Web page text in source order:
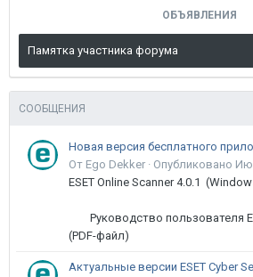
ОБЪЯВЛЕНИЯ
Памятка участника форума
СООБЩЕНИЯ
От Ego Dekker · Опубликовано
ESET Online Scanner 4.0.1
Руководство пользователя
(PDF-файл)
Актуальные версии ESET Cyber